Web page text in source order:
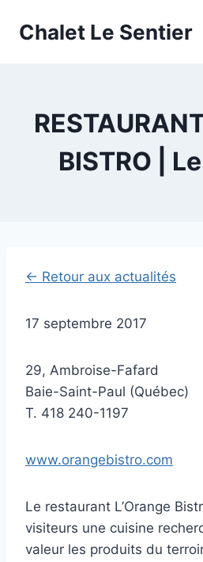
Chalet Le Sentier
BISTRO |
← Retour aux actualités
17 septembre 2017
29, Ambroise-Fafard
Baie-Saint-Paul (Québec)
T. 418 240-1197
www.orangebistro.com
Le restaurant L’Orange
visiteurs une cuisine
valeur les produits du